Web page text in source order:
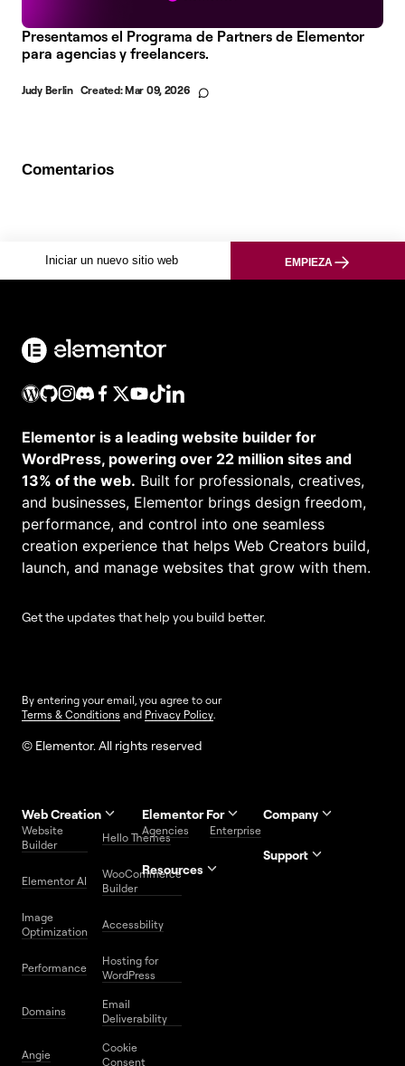
Presentamos el Programa de Partners de Elementor
para agencias y freelancers.
Judy Berlin Created:Mar 09, 2026
Comentarios
Iniciar un nuevo sitio web EMPIEZA
Elementor is a leading website builder for
WordPress, powering over 22 million sites and
13% of the web. Built for professionals, creatives,
and businesses, Elementor brings design freedom,
performance, and control into one seamless
creation experience that helps Web Creators build,
launch, and manage websites that grow with them.
Get the updates that help you build better.
By entering your email, you agree to our
Terms & Conditions and Privacy Policy
© Elementor. All rights reserved
Web Creation
Website
Builder
Hello Themes
Elementor AI
WooCommerce
Builder
Image
Optimization
Accessbility
Performance
Hosting for
WordPress
Domains
Email
Deliverability
Angie
Cookie
Consent
Elementor For
Agencies Enterprise
Resources
Website
Free
Elementor
Download
Utilities
Center
Company
Support